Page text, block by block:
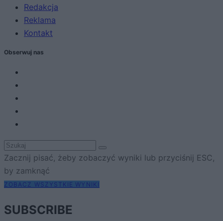
Redakcja
Reklama
Kontakt
Obserwuj nas
Zacznij pisać, żeby zobaczyć wyniki lub przyciśnij ESC,
by zamknąć
ZOBACZ WSZYSTKIE WYNIKI
SUBSCRIBE